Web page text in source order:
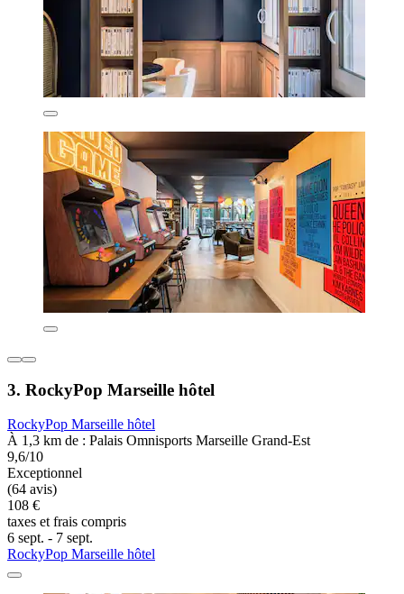
3. RockyPop Marseille hôtel
RockyPop Marseille hôtel
À 1,3 km de : Palais Omnisports Marseille Grand-Est
9,6/10
Exceptionnel
(64 avis)
108 €
taxes et frais compris
6 sept. - 7 sept.
RockyPop Marseille hôtel